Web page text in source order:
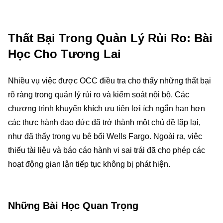
Thất Bại Trong Quản Lý Rủi Ro: Bài
Học Cho Tương Lai
Nhiều vụ việc được OCC điều tra cho thấy những thất bại
rõ ràng trong quản lý rủi ro và kiểm soát nội bộ. Các
chương trình khuyến khích ưu tiên lợi ích ngắn hạn hơn
các thực hành đạo đức đã trở thành một chủ đề lặp lại,
như đã thấy trong vụ bê bối Wells Fargo. Ngoài ra, việc
thiếu tài liệu và báo cáo hành vi sai trái đã cho phép các
hoạt động gian lận tiếp tục không bị phát hiện.
Những Bài Học Quan Trọng